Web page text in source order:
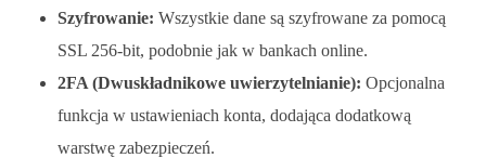
Szyfrowanie: Wszystkie dane są szyfrowane za pomocą
SSL 256-bit, podobnie jak w bankach online.
2FA (Dwuskładnikowe uwierzytelnianie): Opcjonalna
funkcja w ustawieniach konta, dodająca dodatkową
warstwę zabezpieczeń.